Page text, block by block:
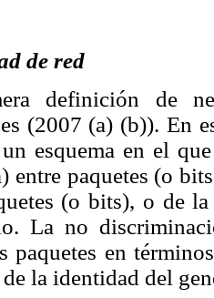
de red
definición de
(2007 (a) (b)). En
esquema en el
entre paquetes (o
(o bits), o de
La no
paquetes en
la identidad del